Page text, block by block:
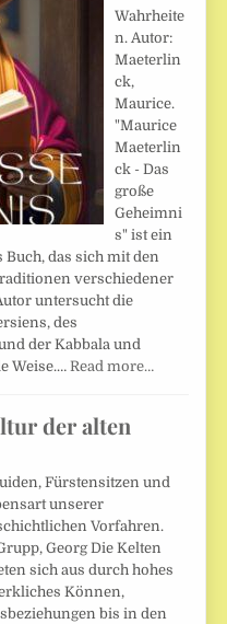
Wahrheite
n. Autor:
Maeterlin
ck,
Maurice.
"Maurice
Maeterlin
ck - Das
große
Geheimni
s" ist ein
das sich mit den
verschiedener
untersucht die
des
der Kabbala und
Weise.…Read more…
der alten
Fürstensitzen und
unserer
Vorfahren.
Georg Die Kelten
sich aus durch hohes
Können,
bis in den